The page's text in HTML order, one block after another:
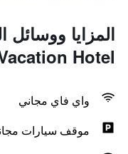
Hotel
واي فاي مجاني
موقف سيارات